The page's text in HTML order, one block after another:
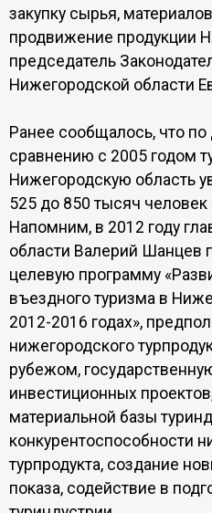
закупку сырья,
продвижение продукции
председатель
Нижегородской области
Ранее сообщалось, что
сравнению с 2005 годом
Нижегородскую область
525 до 850 тысяч человек
Напомним, в 2012 году
области Валерий Шанцев
целевую программу
въездного туризма в
2012-2016 годах»,
нижегородского
рубежом,
инвестиционных
материальной базы
конкурентоспособности
турпродукта, создание
показа, содействие в